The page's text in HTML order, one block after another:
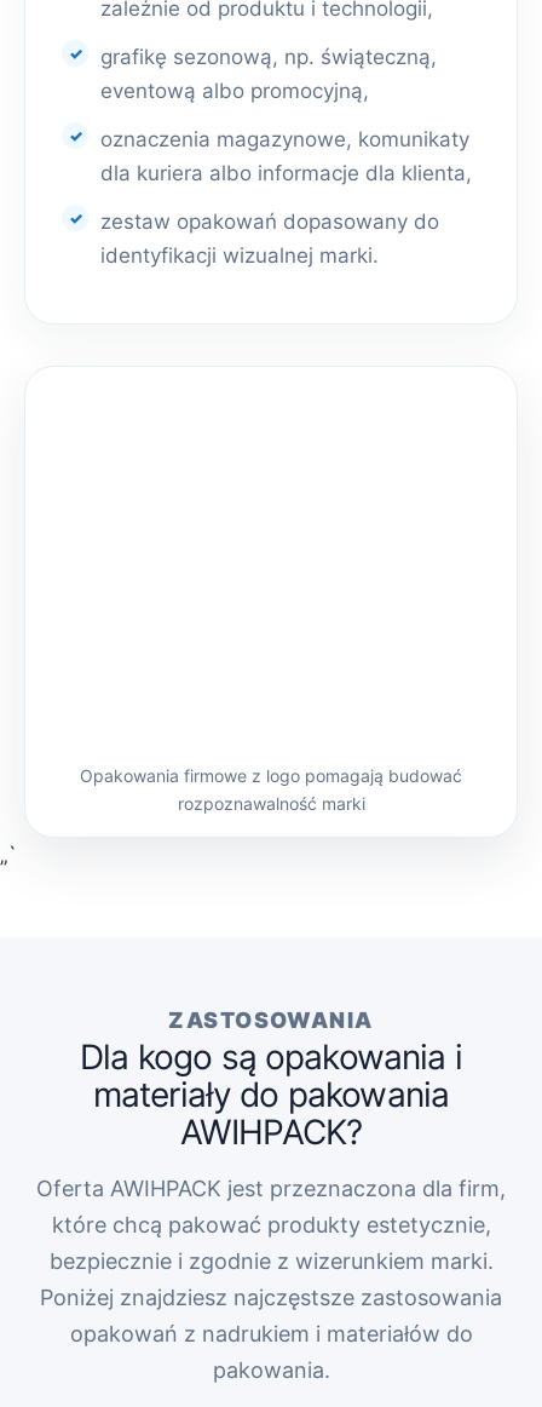
zależnie od produktu i technologii,
grafikę sezonową, np. świąteczną,
eventową albo promocyjną,
oznaczenia magazynowe, komunikaty
dla kuriera albo informacje dla klienta,
zestaw opakowań dopasowany do
identyfikacji wizualnej marki.
Opakowania firmowe z logo pomagają budować
rozpoznawalność marki
„`
ZASTOSOWANIA
Dla kogo są opakowania i
materiały do pakowania
AWIHPACK?
Oferta AWIHPACK jest przeznaczona dla firm,
które chcą pakować produkty estetycznie,
bezpiecznie i zgodnie z wizerunkiem marki.
Poniżej znajdziesz najczęstsze zastosowania
opakowań z nadrukiem i materiałów do
pakowania.